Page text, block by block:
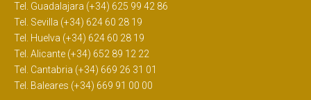
Tel. Guadalajara (+34) 625 99 42 86
Tel. Sevilla (+34) 624 60 28 19
Tel. Huelva (+34) 624 60 28 19
Tel. Alicante (+34) 652 89 12 22
Tel. Cantabria (+34) 669 26 31 01
Tel. Baleares (+34) 669 91 00 00